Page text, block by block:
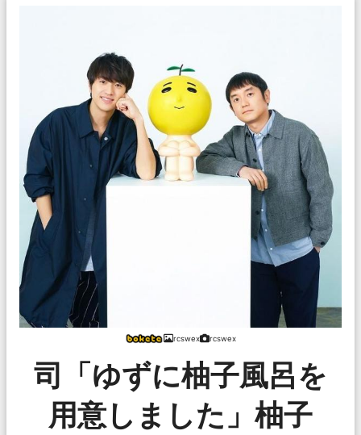
rcswex rcswex
司「ゆずに柚子風呂を
用意しました」柚子